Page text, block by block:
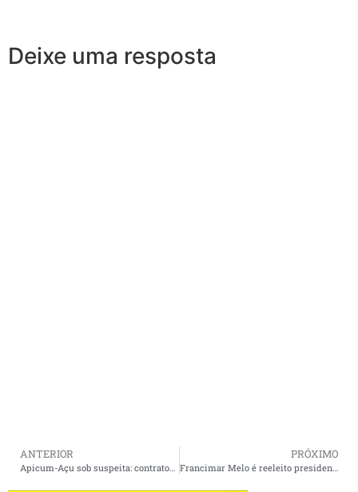
Deixe uma resposta
ANTERIOR
Apicum-Açu sob suspeita: contratos públicos favorecem parentes da primeira-dama Renata Monteiro.
PRÓXIMO
Francimar Melo é reeleito presidente estadual do PT no Maranhão com 58% dos votos, mas cabe recursos, entenda.